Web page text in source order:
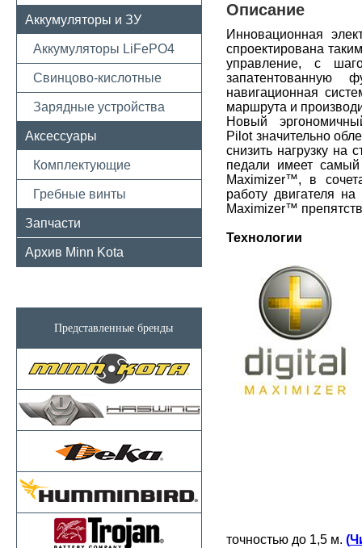
Аккумуляторы и ЗУ
Аккумуляторы LiFePO4
Свинцово-кислотные
Зарядные устройства
Аксессуары
Комплектующие
Гребные винты
Запчасти
Архив Minn Kota
Представленные бренды
Описание
Инновационная
спроектирована
управление, с
запатентованную
навигационная
маршрута и
Новый
Pilotзначительно
снизить нагрузку на
педали имеет
Maximizer™, в
работу двигателя
Maximizer™
Технологии
точностью до 1,5 м. (